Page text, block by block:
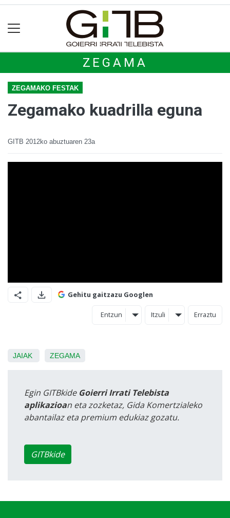
ZEGAMA
ZEGAMAKO FESTAK
Zegamako kuadrilla eguna
GITB 2012ko abuztuaren 23a
Gehitu gaitzazu Googlen
Entzun Itzuli Erraztu
JAIAK ZEGAMA
Egin GITBkide Goierri Irrati Telebista
aplikazioan eta zozketaz, Gida Komertzialeko
abantailaz eta premium edukiaz gozatu.
GITBkide